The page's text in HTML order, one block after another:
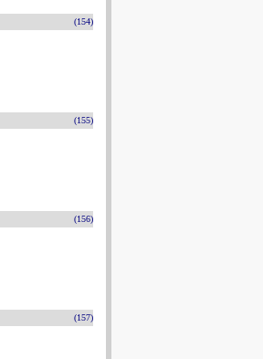
(154)
(155)
(156)
(157)